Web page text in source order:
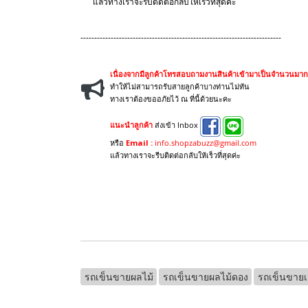
-------------------------------------------------------------------------
เนื่องจากมีลูกค้าโทรสอบถามงานสินค้าเข้ามาเป็นจำนวนมาก
ทำให้ไม่สามารถรับสายลูกค้าบางท่านไม่ทัน
ทางเราต้องขออภัยไว้ ณ ที่นี้ด้วยนะคะ
แนะนำลูกค้า ส่งเข้า Inbox
หรือ Email : info.shopzabuzz@gmail.com
แล้วทางเราจะรีบติดต่อกลับให้เร็วที่สุดค่ะ
รถเข็นขายผลไม้ รถเข็นขายผลไม้ดอง รถเข็นขาย